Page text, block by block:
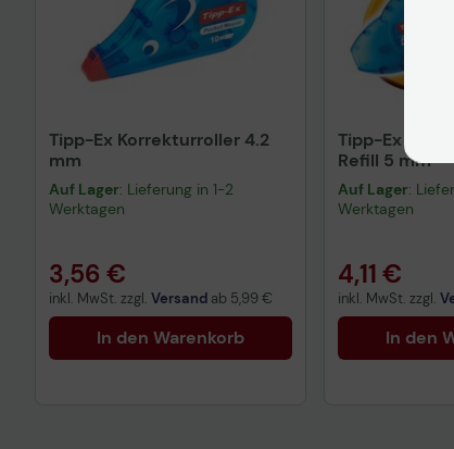
Tipp-Ex Korrekturroller 4.2
mm
Auf Lager: Lieferung in 1-2
Werktagen
3,56 €
inkl. MwSt. zzgl. Versand ab 5,99 €
In den Warenkorb
Tipp-Ex
Refill 5 mm
Auf Lager:
Werktagen
4,11 €
inkl. MwSt. zzgl.
In den